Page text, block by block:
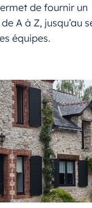
de fournir un
A à Z, jusqu’au
équipes.